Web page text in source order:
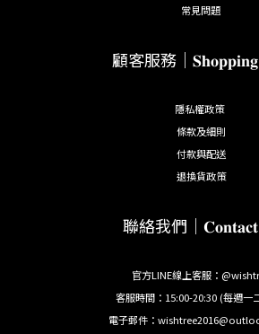
常見問題
顧客服務｜𝐒𝐡𝐨𝐩𝐩𝐢𝐧𝐠
隱私權政策
條款及細則
付款與配送
退換貨政策
聯絡我們｜
官方LINE線上客服：
客服時間：15:00-20:30 (每週一
電子郵件：